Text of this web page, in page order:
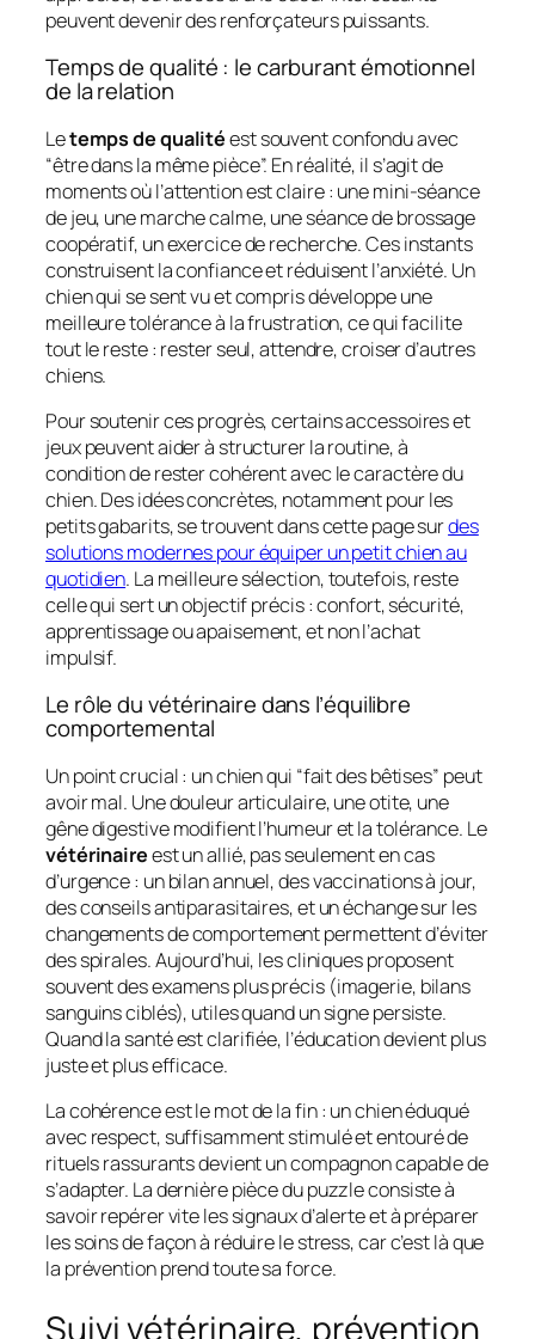
peuvent devenir des renforçateurs puissants.
Temps de qualité : le carburant émotionnel
de la relation
Letemps de qualitéest souvent confondu avec
“être dans la même pièce”. En réalité, il s’agit de
moments où l’attention est claire : une mini-séance
de jeu, une marche calme, une séance de brossage
coopératif, un exercice de recherche. Ces instants
construisent la confiance et réduisent l’anxiété. Un
chien qui se sent vu et compris développe une
meilleure tolérance à la frustration, ce qui facilite
tout le reste : rester seul, attendre, croiser d’autres
chiens.
Pour soutenir ces progrès, certains accessoires et
jeux peuvent aider à structurer la routine, à
condition de rester cohérent avec le caractère du
chien. Des idées concrètes, notamment pour les
petits gabarits, se trouvent dans cette page surdes
solutions modernes pour équiper un petit chien au
quotidien. La meilleure sélection, toutefois, reste
celle qui sert un objectif précis : confort, sécurité,
apprentissage ou apaisement, et non l’achat
impulsif.
Le rôle du vétérinaire dans l’équilibre
comportemental
Un point crucial : un chien qui “fait des bêtises” peut
avoir mal. Une douleur articulaire, une otite, une
gêne digestive modifient l’humeur et la tolérance. Le
vétérinaireest un allié, pas seulement en cas
d’urgence : un bilan annuel, des vaccinations à jour,
des conseils antiparasitaires, et un échange sur les
changements de comportement permettent d’éviter
des spirales. Aujourd’hui, les cliniques proposent
souvent des examens plus précis (imagerie, bilans
sanguins ciblés), utiles quand un signe persiste.
Quand la santé est clarifiée, l’éducation devient plus
juste et plus efficace.
La cohérence est le mot de la fin : un chien éduqué
avec respect, suffisamment stimulé et entouré de
rituels rassurants devient un compagnon capable de
s’adapter. La dernière pièce du puzzle consiste à
savoir repérer vite les signaux d’alerte et à préparer
les soins de façon à réduire le stress, car c’est là que
la prévention prend toute sa force.
Suivi vétérinaire, prévention